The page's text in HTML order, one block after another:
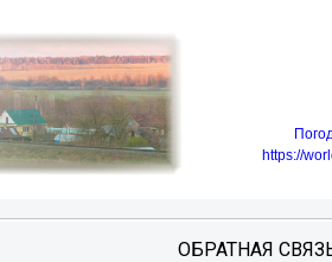
https://
ОБРАТНАЯ